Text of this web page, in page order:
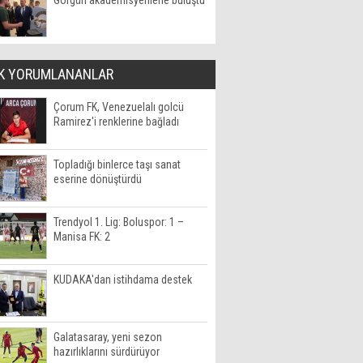
YORUMLANANLAR
Çorum FK, Venezuelalı golcü
Ramirez'i renklerine bağladı
Topladığı binlerce taşı sanat
eserine dönüştürdü
Trendyol 1. Lig: Boluspor: 1 –
Manisa FK: 2
KUDAKA'dan istihdama destek
Galatasaray, yeni sezon
hazırlıklarını sürdürüyor